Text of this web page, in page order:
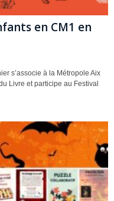
en CM1 en
s’associe à la Métropole Aix
Livre et participe au Festival